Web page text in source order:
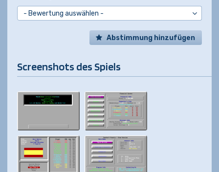
Abstimmung hinzufügen
Screenshots des Spiels